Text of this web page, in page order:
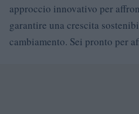
approccio innovativo per
garantire una crescita
cambiamento. Sei pronto per